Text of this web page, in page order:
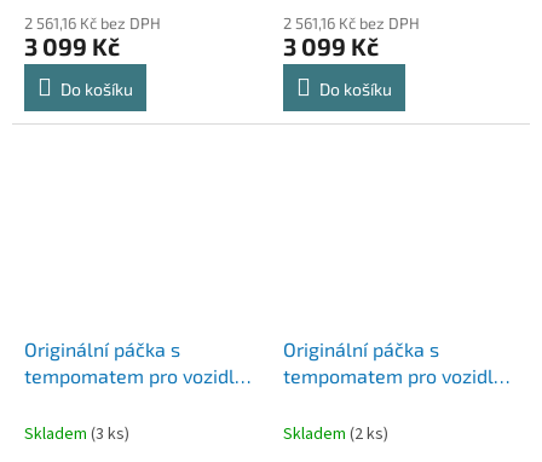
2 561,16 Kč bez DPH
3 099 Kč
Do košíku
2 561,16 Kč bez DPH
3 099 Kč
Do košíku
Originální páčka s
tempomatem pro vozidla
Skladem (3 ks)
Originální páčka s
tempomatem pro vozidla
T5 (03-09)
Skladem (2 ks)